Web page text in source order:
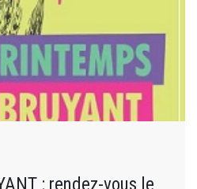
: rendez-vous le